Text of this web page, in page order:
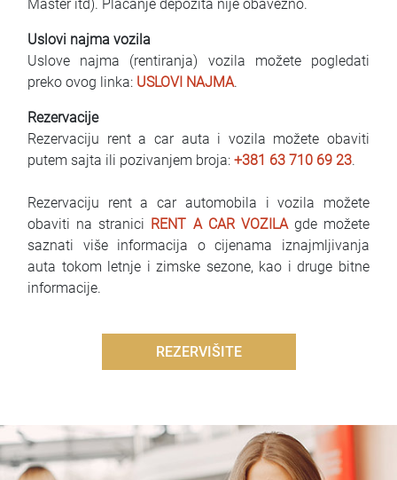
Master itd). Plaćanje depozita nije obavezno.
Uslovi najma vozila
Uslove najma (rentiranja) vozila možete pogledati
preko ovog linka: USLOVI NAJMA.
Rezervacije
Rezervaciju rent a car auta i vozila možete obaviti
putem sajta ili pozivanjem broja: +381 63 710 69 23.
Rezervaciju rent a car automobila i vozila možete
obaviti na stranici RENT A CAR VOZILAgde možete
saznati više informacija o cijenama iznajmljivanja
auta tokom letnje i zimske sezone, kao i druge bitne
informacije.
REZERVIŠITE